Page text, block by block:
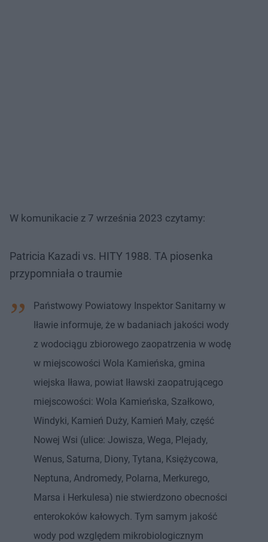
W komunikacie z 7 września 2023 czytamy:
Patricia Kazadi vs. HITY 1988. TA piosenka
przypomniała o traumie
Państwowy Powiatowy Inspektor Sanitarny w
Iławie informuje, że w badaniach jakości wody
z wodociągu zbiorowego zaopatrzenia w wodę
w miejscowości Wola Kamieńska, gmina
wiejska Iława, powiat Iławski zaopatrującego
miejscowości: Wola Kamieńska, Szałkowo,
Windyki, Kamień Duży, Kamień Mały, część
Nowej Wsi (ulice: Jowisza, Wega, Plejady,
Wenus, Saturna, Diony, Tytana, Księżycowa,
Neptuna, Andromedy, Polarna, Merkurego,
Marsa i Herkulesa) nie stwierdzono obecności
enterokoków kałowych. Tym samym jakość
wody pod względem mikrobiologicznym